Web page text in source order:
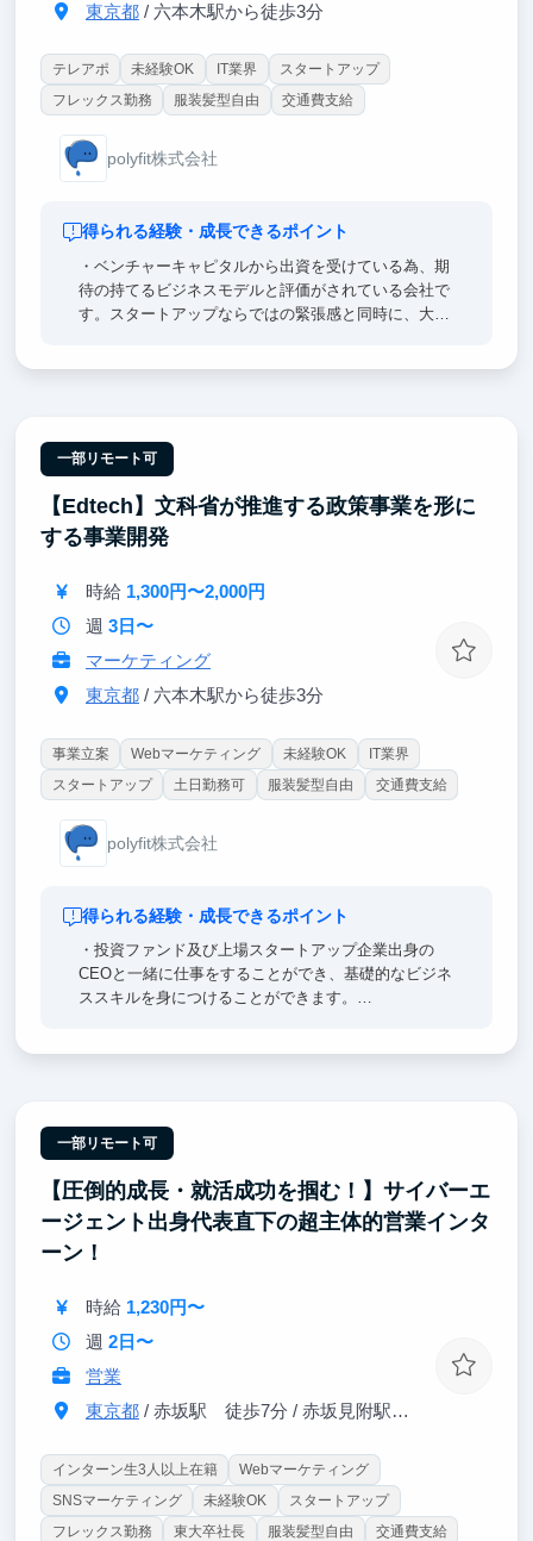
東京都/ 六本木駅から徒歩3分
テレアポ 未経験OK IT業界
スタートアップ
フレックス勤務
服装髪型自由 交通費支給
polyfit株式会社
得られる経験・成長できるポイント
・ベンチャーキャピタルから出資を受けている為、期
待の持てるビジネスモデルと評価がされている会社で
す。スタートアップならではの緊張感と同時に、大胆
人にとってはより、成長機会が大きいはずです。
一部リモート可
【Edtech】文科省が推進する政策事業を形に
する事業開発
時給 1,300円〜2,000円
週 3日〜
マーケティング
東京都/ 六本木駅から徒歩3分
事業立案 Webマーケティング 未経験OK
IT業界
スタートアップ
土日勤務可 服装髪型自由 交通費支給
polyfit株式会社
得られる経験・成長できるポイント
・投資ファンド及び上場スタートアップ企業出身の
CEOと一緒に仕事をすることができ、基礎的なビジネ
ススキルを身につけることができます。
一部リモート可
【圧倒的成長・就活成功を掴む！】サイバーエ
ージェント出身代表直下の超主体的営業インタ
ーン！
時給 1,230円〜
週 2日〜
営業
東京都/ 赤坂駅 徒歩7分 / 赤坂見附駅 徒歩12分（駅直結）
インターン生3人以上在籍
Webマーケティング
SNSマーケティング
未経験OK
スタートアップ
フレックス勤務
東大卒社長 服装髪型自由 交通費支給